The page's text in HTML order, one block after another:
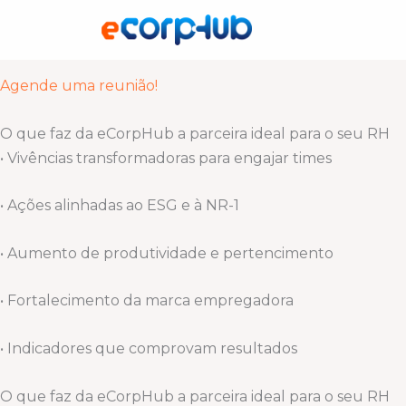
conteúdo
Cuidamos de quem faz sua empresa acontecer!
Somos um hub de experiências esportivas, bem-estar e
Agende uma reunião!
O que faz da eCorpHub a parceira ideal para o seu RH
• Vivências transformadoras para engajar times
• Ações alinhadas ao ESG e à NR-1
• Aumento de produtividade e pertencimento
• Fortalecimento da marca empregadora
• Indicadores que comprovam resultados
O que faz da eCorpHub a parceira ideal para o seu RH